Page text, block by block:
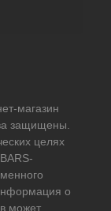
магазин
защищены.
целях
о
может